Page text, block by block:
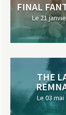
FINAL
Le 21
THE
Le 03 mai